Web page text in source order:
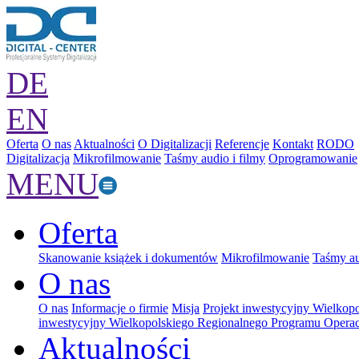
DE
EN
Oferta O nas Aktualności O Digitalizacji Referencje Kontakt RODO
Digitalizacja Mikrofilmowanie Taśmy audio i filmy Oprogramowanie
MENU
Oferta
Skanowanie książek i dokumentów Mikrofilmowanie Taśmy
O nas
O nas Informacje o firmie Misja Projekt inwestycyjny
inwestycyjny Wielkopolskiego Regionalnego Programu
Aktualności